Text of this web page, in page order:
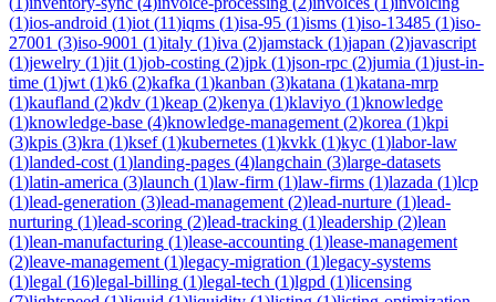
(1)ios-android (1)iot (11)iqms (1)isa-95 (1)isms (1)iso-13485 (1)iso-
27001 (3)iso-9001 (1)italy (1)iva (2)jamstack (1)japan (2)javascript
(1)jewelry (1)jit (1)job-costing (2)jpk (1)json-rpc (2)jumia (1)just-in-
time (1)jwt (1)k6 (2)kafka (1)kanban (3)katana (1)katana-mrp
(1)kaufland (2)kdv (1)keap (2)kenya (1)klaviyo (1)knowledge
(1)knowledge-base (4)knowledge-management (2)korea (1)kpi
(3)kpis (3)kra (1)ksef(1)kubernetes (1)kvkk (1)kyc (1)labor-law
(1)landed-cost (1)landing-pages (4)langchain (3)large-datasets
(1)latin-america (3)launch (1)law-firm (1)law-firms (1)lazada (1)lcp
(1)lead-generation (3)lead-management (2)lead-nurture (1)lead-
nurturing (1)lead-scoring (2)lead-tracking (1)leadership (2)lean
(1)lean-manufacturing (1)lease-accounting (1)lease-management
(2)leave-management (1)legacy-migration (1)legacy-systems
(1)legal (16)legal-billing (1)legal-tech (1)lgpd (1)licensing